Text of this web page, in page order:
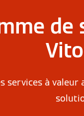
services à